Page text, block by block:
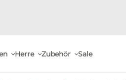
Herre Zubehör Sale